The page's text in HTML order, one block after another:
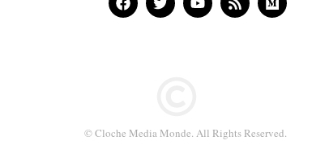
© Cloche Media Monde. All Rights Reserved.